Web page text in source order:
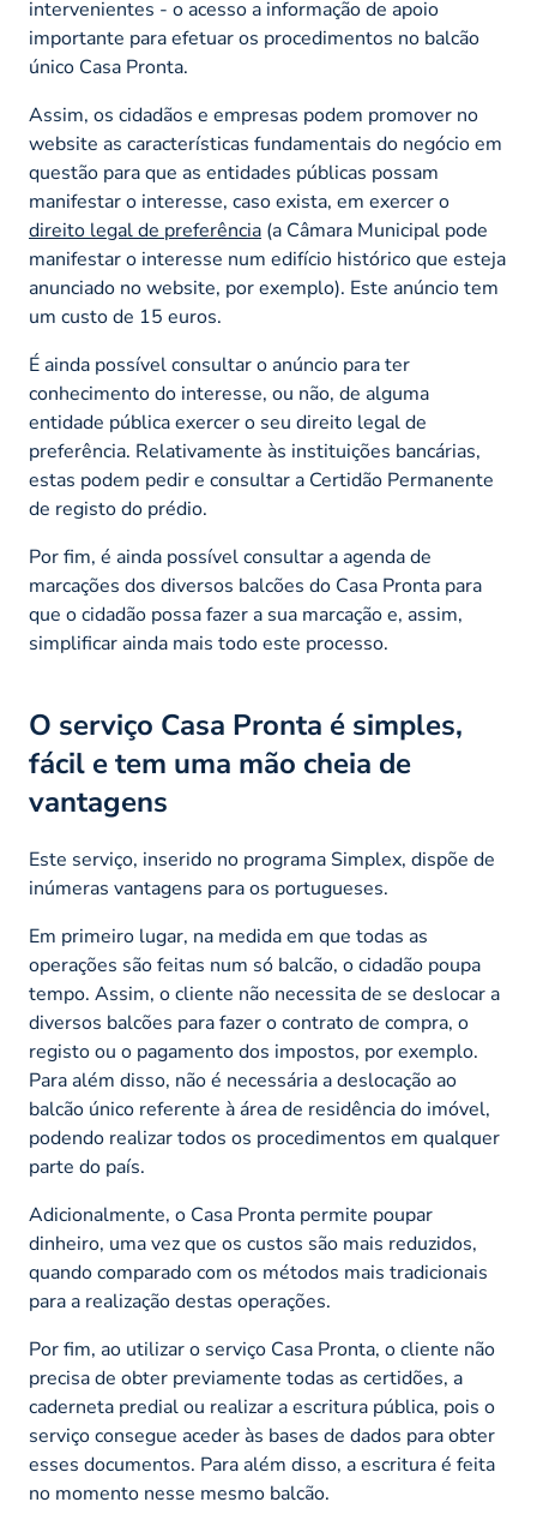
intervenientes - o acesso a informação de apoio
importante para efetuar os procedimentos no balcão
único Casa Pronta.
Assim, os cidadãos e empresas podem promover no
website as características fundamentais do negócio em
questão para que as entidades públicas possam
manifestar o interesse, caso exista, em exercer o
direito legal de preferência (a Câmara Municipal pode
manifestar o interesse num edifício histórico que esteja
anunciado nowebsite, por exemplo). Este anúncio tem
um custo de 15 euros.
É ainda possível consultar o anúncio para ter
conhecimento do interesse, ou não, de alguma
entidade pública exercer o seu direito legal de
preferência. Relativamente às instituições bancárias,
estas podem pedir e consultar a Certidão Permanente
de registo do prédio.
Por fim, é ainda possível consultar a agenda de
marcações dos diversos balcões do Casa Pronta para
que o cidadão possa fazer a sua marcação e, assim,
simplificar ainda mais todo este processo.
O serviço Casa Pronta é simples,
fácil e tem uma mão cheia de
vantagens
Este serviço, inserido no programa Simplex, dispõe de
inúmeras vantagens para os portugueses.
Em primeiro lugar, na medida em que todas as
operações são feitas num só balcão, o cidadão poupa
tempo. Assim, o cliente não necessita de se deslocar a
diversos balcões para fazer o contrato de compra, o
registo ou o pagamento dos impostos, por exemplo.
Para além disso, não é necessária a deslocação ao
balcão único referente à área de residência do imóvel,
podendo realizar todos os procedimentos em qualquer
parte do país.
Adicionalmente, o Casa Pronta permite poupar
dinheiro, uma vez que os custos são mais reduzidos,
quando comparado com os métodos mais tradicionais
para a realização destas operações.
Por fim, ao utilizar o serviço Casa Pronta, o cliente não
precisa de obter previamente todas as certidões, a
caderneta predial ou realizar a escritura pública, pois o
serviço consegue aceder às bases de dados para obter
esses documentos. Para além disso, a escritura é feita
no momento nesse mesmo balcão.